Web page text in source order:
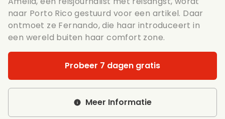
naar Porto Rico gestuurd voor een artikel. Daar
ontmoet ze Fernando, die haar introduceert in
een wereld buiten haar comfort zone.
Probeer 7 dagen gratis
Meer Informatie